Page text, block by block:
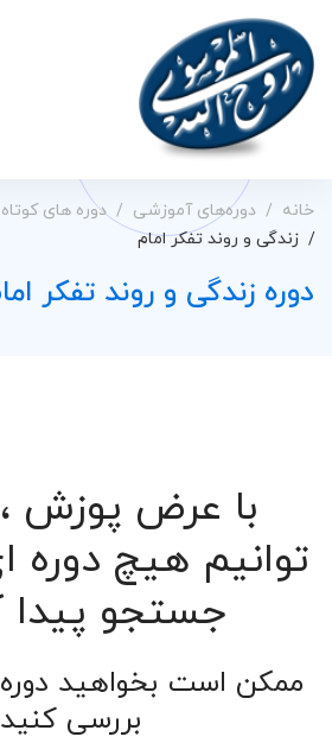
خانه دوره‌های آموزشی
دوره های
زندگی و روند تفکر امام
دوره زندگی و روند تفکر
با عرض پوزش
توانیم هیچ دوره
جستجو پیدا
ممکن است بخواهید دوره
بررسی